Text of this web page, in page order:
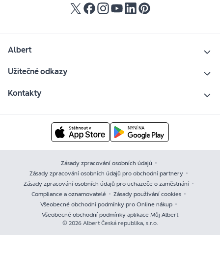
Albert
Užitečné odkazy
Kontakty
Zásady zpracování osobních údajů
Zásady zpracování osobních údajů pro obchodní partnery
Zásady zpracování osobních údajů pro uchazeče o zaměstnání
Compliance a oznamovatelé
Zásady používání cookies
Všeobecné obchodní podmínky pro Online nákup
Všeobecné obchodní podmínky aplikace Můj Albert
© 2026 Albert Česká republika, s.r.o.